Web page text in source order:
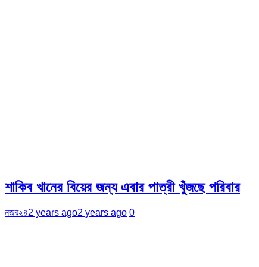
শাকিব খানের বিয়ের জন্য এবার পাত্রী খুঁজছে পরিবার
নজর২৪2 years ago2 years ago 0